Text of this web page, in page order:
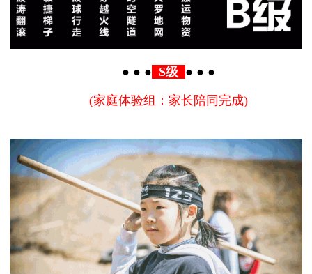
● ● ● S级 ● ● ●
(家庭体验组：家长陪同完成)